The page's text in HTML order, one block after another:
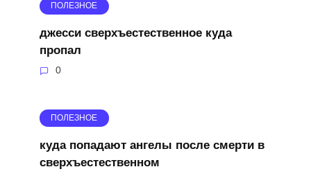
ПОЛЕЗНОЕ
джесси сверхъестественное куда
пропал
0
ПОЛЕЗНОЕ
куда попадают ангелы после смерти в
сверхъестественном